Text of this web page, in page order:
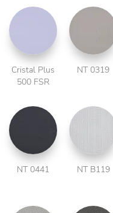
Cristal Plus
500 FSR
NT 0319
NT 0441 NT B119